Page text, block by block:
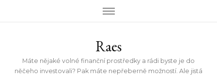
Raes
Máte nějaké volné finanční prostředky a rádi byste je do
něčeho investovali? Pak máte nepřeberně možností. Ale jistá